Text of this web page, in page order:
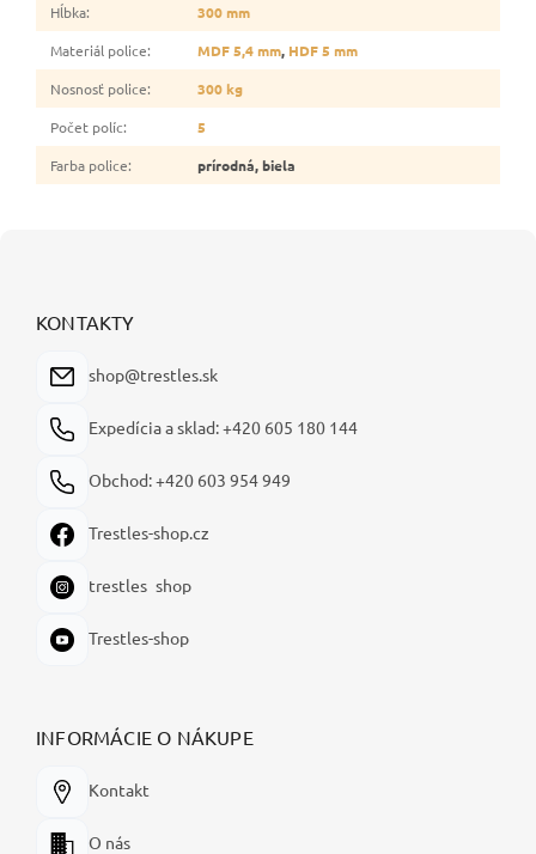
Hĺbka:
300 mm
Materiál police: MDF 5,4 mm, HDF 5 mm
Nosnosť police:
300 kg
Počet políc:
5
Farba police: prírodná, biela
KONTAKTY
shop@trestles.sk
Expedícia a sklad: +420 605 180 144
Obchod: +420 603 954 949
Trestles-shop.cz
trestles_shop
Trestles-shop
INFORMÁCIE O NÁKUPE
Kontakt
O nás